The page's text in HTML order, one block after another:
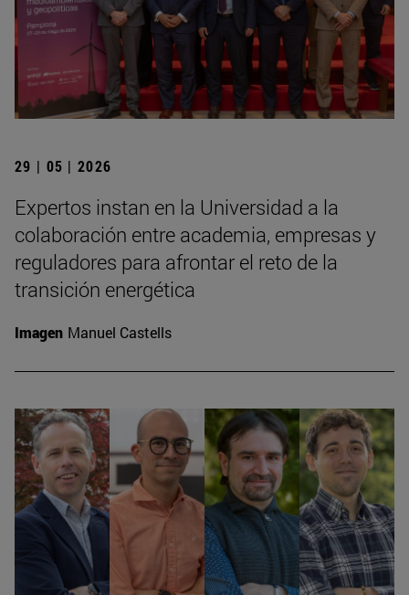
29 | 05 | 2026
Expertos instan en la Universidad a la
colaboración entre academia, empresas y
reguladores para afrontar el reto de la
transición energética
Imagen Manuel Castells